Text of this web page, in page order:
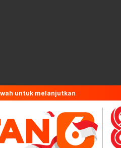
untuk melanjutkan